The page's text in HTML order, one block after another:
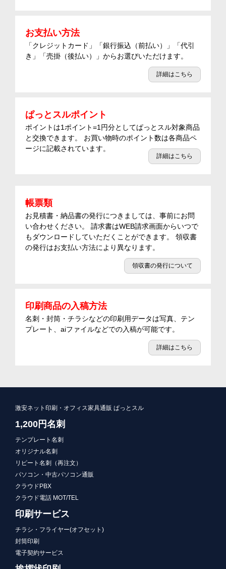
お支払い方法
「クレジットカード」「銀行振込（前払い）」「代引
き」「売掛（後払い）」からお選びいただけます。
詳細はこちら
ぱっとスルポイント
ポイントは1ポイント=1円分としてぱっとスル対象商品
と交換できます。 お買い物時のポイント数は各商品ペ
ージに記載されています。
詳細はこちら
帳票類
お見積書・納品書の発行につきましては、事前にお問
い合わせください。 請求書はWEB請求画面からいつで
もダウンロードしていただくことができます。 領収書
の発行はお支払い方法により異なります。
領収書の発行について
印刷商品の入稿方法
名刺・封筒・チラシなどの印刷用データは写真、テン
プレート、aiファイルなどでの入稿が可能です。
詳細はこちら
激安ネット印刷・オフィス家具通販 ぱっとスル
1,200円名刺
テンプレート名刺
オリジナル名刺
リピート名刺（再注文）
パソコン・中古パソコン通販
クラウドPBX
クラウド電話 MOT/TEL
印刷サービス
チラシ・フライヤー(オフセット)
封筒印刷
電子契約サービス